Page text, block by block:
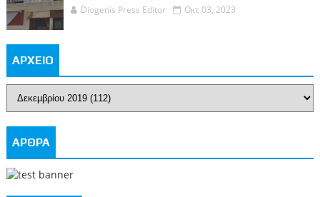
Diogenis Press Editor Οκτ 03, 2023
ΑΡΧΕΙΟ
ΑΡΘΡΑ